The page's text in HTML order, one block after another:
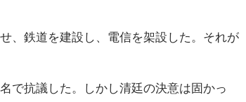
、鉄道を建設し、電信を架設した。それが
で抗議した。しかし清廷の決意は固かっ